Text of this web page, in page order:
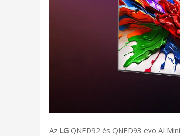
Az LG QNED92 és QNED93 evo AI